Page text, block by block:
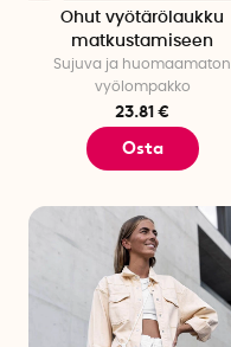
Ohut vyötärölaukku
matkustamiseen
Sujuva ja huomaamaton
vyölompakko
23.81 €
Osta